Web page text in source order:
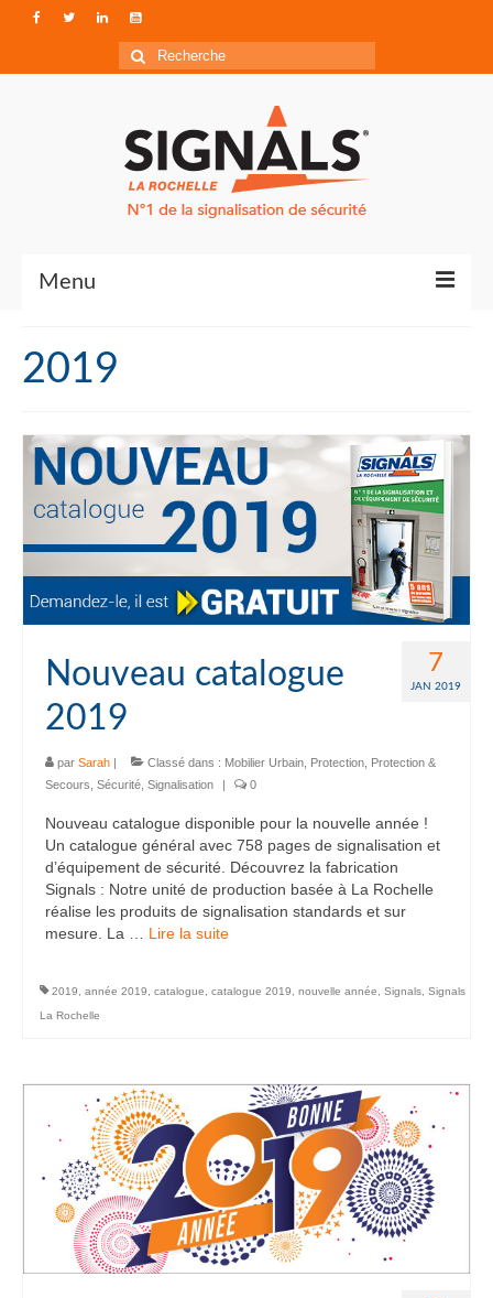
Rechercher
:
Menu
Qui sommes-nous ?
Accéder à Signals
2019
7
JAN 2019
Nouveau catalogue
2019
par Sarah | Classé dans : Mobilier Urbain Protection Protection &
Secours Sécurité Signalisation | 0
Nouveau catalogue disponible pour la nouvelle année !
Un catalogue général avec 758 pages de signalisation et
d’équipement de sécurité. Découvrez la fabrication
Signals : Notre unité de production basée à La Rochelle
réalise les produits de signalisation standards et sur
mesure. La … Lire la suite­­
2019 année 2019 catalogue catalogue 2019 nouvelle année Signals Signals
La Rochelle